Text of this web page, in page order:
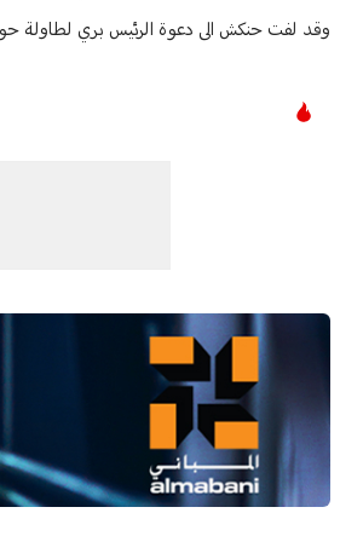
وقد لفت حنكش الى دعوة الرئيس بري لطاولة
Advertisement Section